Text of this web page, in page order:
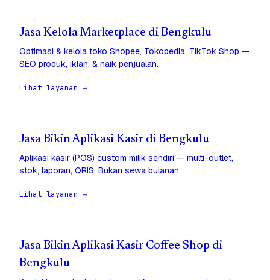
Jasa Kelola Marketplace di Bengkulu
Optimasi & kelola toko Shopee, Tokopedia, TikTok Shop —
SEO produk, iklan, & naik penjualan.
Lihat layanan →
Jasa Bikin Aplikasi Kasir di Bengkulu
Aplikasi kasir (POS) custom milik sendiri — multi-outlet,
stok, laporan, QRIS. Bukan sewa bulanan.
Lihat layanan →
Jasa Bikin Aplikasi Kasir Coffee Shop di
Bengkulu